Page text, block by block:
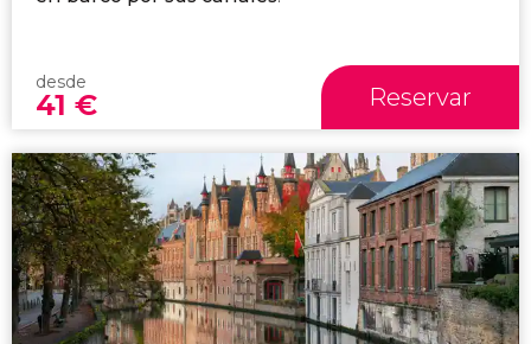
desde
41 € Reservar